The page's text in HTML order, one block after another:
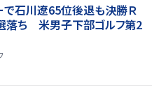
で石川遼65位後退も決勝Ｒ
落ち 米男子下部ゴルフ第2